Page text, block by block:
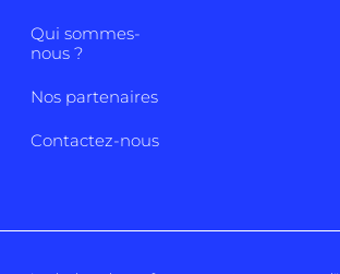
Qui sommes-
nous ?
Nos partenaires
Contactez-nous